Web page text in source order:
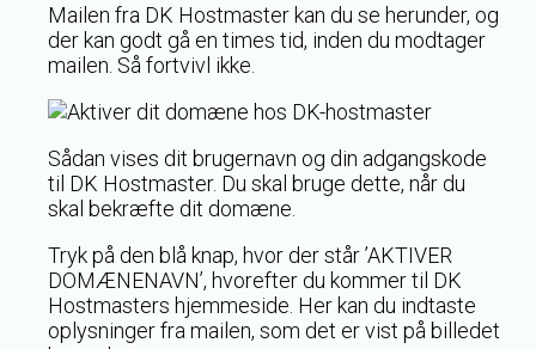
Mailen fra DK Hostmaster kan du se herunder, og
der kan godt gå en times tid, inden du modtager
mailen. Så fortvivl ikke.
Sådan vises dit brugernavn og din adgangskode
til DK Hostmaster. Du skal bruge dette, når du
skal bekræfte dit domæne.
Tryk på den blå knap, hvor der står ’AKTIVER
DOMÆNENAVN’, hvorefter du kommer til DK
Hostmasters hjemmeside. Her kan du indtaste
oplysninger fra mailen, som det er vist på billedet